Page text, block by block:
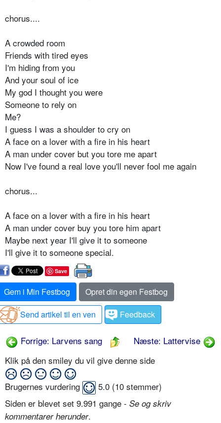
chorus....
A crowded room
Friends with tired eyes
I'm hiding from you
And your soul of ice
My god I thought you were
Someone to rely on
Me?
I guess I was a shoulder to cry on
A face on a lover with a fire in his heart
A man under cover but you tore me apart
Now I've found a real love you'll never fool me again
chorus...
A face on a lover with a fire in his heart
A man under cover buy you tore him apart
Maybe next year I'll give it to someone
I'll give it to someone special.
Save
Gem i Min Festbog
Opret din egen Festbog
Send artikel til en ven
Feedback
Forrige: Larvens sang
Næste: Lattervise
Klik på den smiley du vil give denne side
Brugernes vurdering 5.0 (10 stemmer)
Siden er blevet set 9.991 gange - Se og skriv
kommentarer herunder.